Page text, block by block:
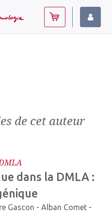
de cet auteur
dans la DMLA :
Gascon - Alban Comet -